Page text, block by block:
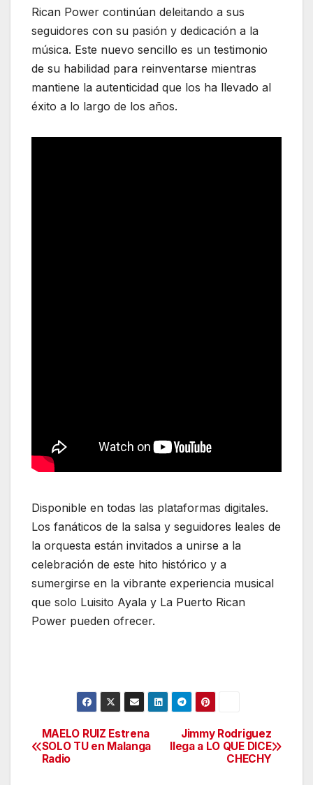
Rican Power continúan deleitando a sus
seguidores con su pasión y dedicación a la
música. Este nuevo sencillo es un testimonio
de su habilidad para reinventarse mientras
mantiene la autenticidad que los ha llevado al
éxito a lo largo de los años.
Disponible en todas las plataformas digitales.
Los fanáticos de la salsa y seguidores leales de
la orquesta están invitados a unirse a la
celebración de este hito histórico y a
sumergirse en la vibrante experiencia musical
que solo Luisito Ayala y La Puerto Rican
Power pueden ofrecer.
Navegación
de
Jimmy Rodriguez
llega a LO QUE DICE
CHECHY
MAELO RUIZ Estrena
SOLO TU en Malanga
Radio